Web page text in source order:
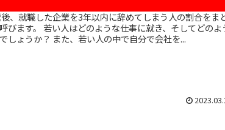
びます。 若い人はどのような仕事に就き、そしてどのよ
しょうか？ また、若い人の中で自分で会社を...